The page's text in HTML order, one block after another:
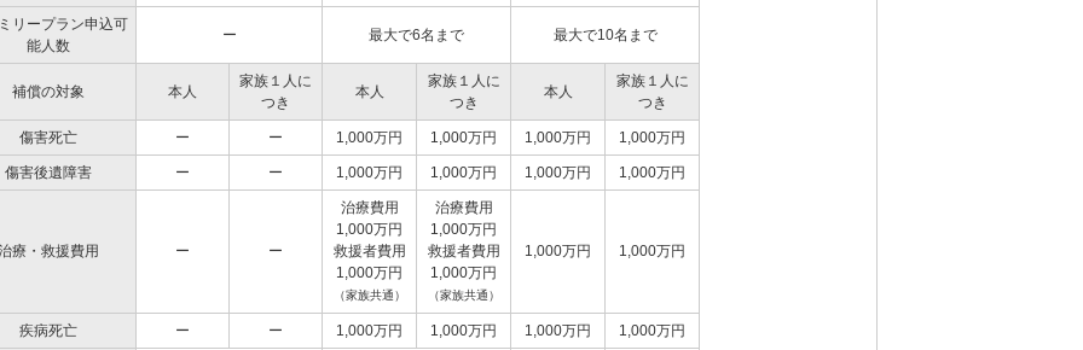
リープラン申込可
能人数
ー 最大で6名まで 最大で10名まで
補償の対象 本人
家族１人に
つき
本人
家族１人に
つき
本人
家族１人に
つき
傷害死亡 ー ー 1,000万円 1,000万円 1,000万円 1,000万円
傷害後遺障害 ー ー 1,000万円 1,000万円 1,000万円 1,000万円
療・救援費用 ー ー
治療費用
1,000万円
救援者費用
1,000万円
（家族共通）
治療費用
1,000万円
救援者費用
1,000万円
（家族共通）
1,000万円 1,000万円
疾病死亡 ー ー 1,000万円 1,000万円 1,000万円 1,000万円